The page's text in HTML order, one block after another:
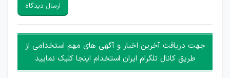
هرگونه تحریک، تحقیر و کنایه به سایر افراد (مسئول و غیر مسئول)
غیر مجاز می باشد.
امکان هماهنگی برای هرگونه ملاقات حضوری چه به صورت دسته
جمعی و چه فردی توسط کاربران سایت وجود ندارد.
ارسال دیدگاه
جهت دریافت آخرین اخبار و آگهی های مهم استخدامی از
طریق کانال تلگرام ایران استخدام اینجا کلیک نمایید